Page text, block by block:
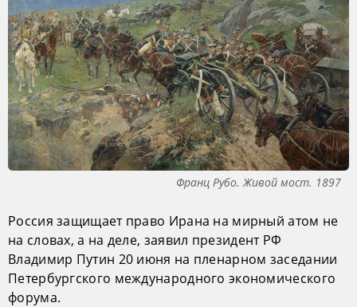
Франц Рубо. Живой мост. 1897
Россия защищает право Ирана на мирный атом не
на словах, а на деле, заявил президент РФ
Владимир Путин 20 июня на пленарном заседании
Петербургского международного экономического
форума.